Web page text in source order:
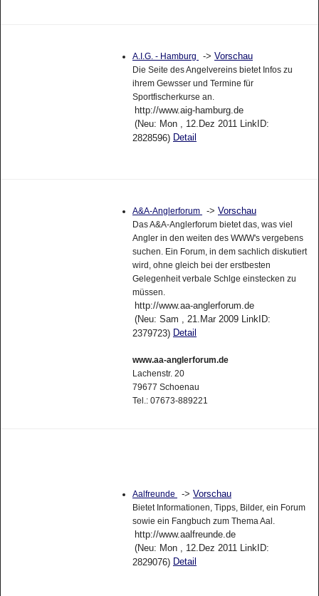
A.I.G. - Hamburg -> Vorschau
Die Seite des Angelvereins bietet Infos zu
ihrem Gewsser und Termine für
Sportfischerkurse an.
http://www.aig-hamburg.de
(Neu: Mon , 12.Dez 2011 LinkID:
2828596) Detail
A&A-Anglerforum -> Vorschau
Das A&A-Anglerforum bietet das, was viel
Angler in den weiten des WWW's vergebens
suchen. Ein Forum, in dem sachlich diskutiert
wird, ohne gleich bei der erstbesten
Gelegenheit verbale Schlge einstecken zu
müssen.
http://www.aa-anglerforum.de
(Neu: Sam , 21.Mar 2009 LinkID:
2379723) Detail
www.aa-anglerforum.de
Lachenstr. 20
79677 Schoenau
Tel.: 07673-889221
Aalfreunde -> Vorschau
Bietet Informationen, Tipps, Bilder, ein Forum
sowie ein Fangbuch zum Thema Aal.
http://www.aalfreunde.de
(Neu: Mon , 12.Dez 2011 LinkID:
2829076) Detail